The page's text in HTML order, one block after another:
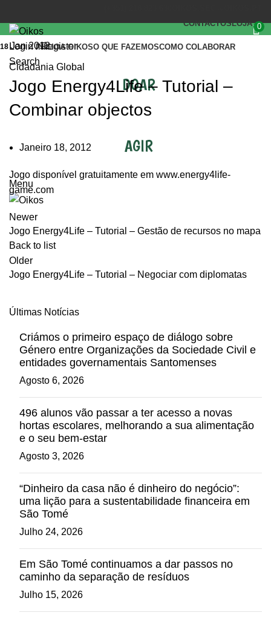
CONTACTOSLOJA 0
Login / Register
Search
INÍCIOA OIKOSO QUE FAZEMOSCOMO COLABORAR
DOAR
AGIR
Menu
Cidadania Global
Jogo Energy4Life – Tutorial –
Combinar objectos
Janeiro 18, 2012
18 Jan 2012
Jogo disponível gratuitamente em www.energy4life-
game.com
Newer
Jogo Energy4Life – Tutorial – Gestão de recursos no mapa
Back to list
Older
Jogo Energy4Life – Tutorial – Negociar com diplomatas
Últimas Notícias
Criámos o primeiro espaço de diálogo sobre
Género entre Organizações da Sociedade Civil e
entidades governamentais Santomenses
Agosto 6, 2026
496 alunos vão passar a ter acesso a novas
hortas escolares, melhorando a sua alimentação
e o seu bem-estar
Agosto 3, 2026
“Dinheiro da casa não é dinheiro do negócio”:
uma lição para a sustentabilidade financeira em
São Tomé
Julho 24, 2026
Em São Tomé continuamos a dar passos no
caminho da separação de resíduos
Julho 15, 2026